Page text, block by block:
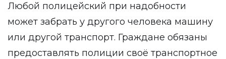
Любой полицейский при надобности
может забрать у другого человека машину
или другой транспорт. Граждане обязаны
предоставлять полиции своё транспортное